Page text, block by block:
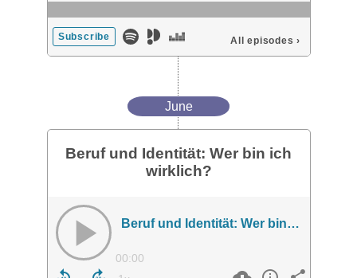
Subscribe All episodes ›
June
Beruf und Identität: Wer bin ich
wirklich?
Beruf und Identität: Wer bin ich wirklich?
00:00